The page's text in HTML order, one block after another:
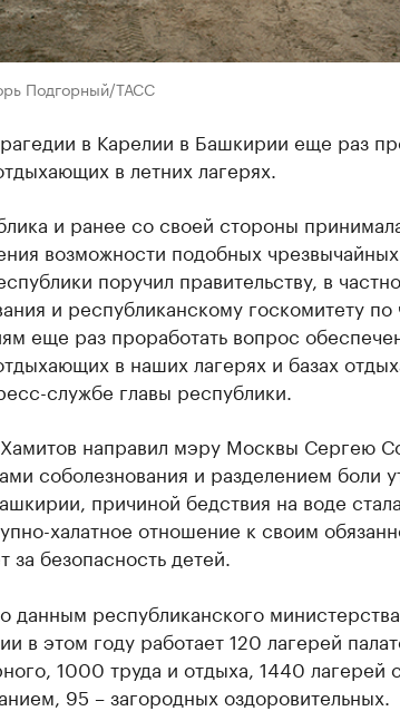
Подгорный/ТАСС
в Карелии в Башкирии еще раз
в летних лагерях.
и ранее со своей стороны
возможности подобных
поручил правительству, в
и республиканскому госкомитету
еще раз проработать вопрос
в наших лагерях и базах
службе главы республики.
направил мэру Москвы Сергею
соболезнования и разделением боли
причиной бедствия на воде
халатное отношение к своим
за безопасность детей.
данным республиканского
в этом году работает 120 лагерей
1000 труда и отдыха, 1440 лагерей
95 – загородных оздоровительных.